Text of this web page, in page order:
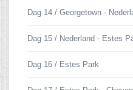
Dag 14 / Georgetown -
Dag 15 / Nederland - Estes
Dag 16 / Estes Park